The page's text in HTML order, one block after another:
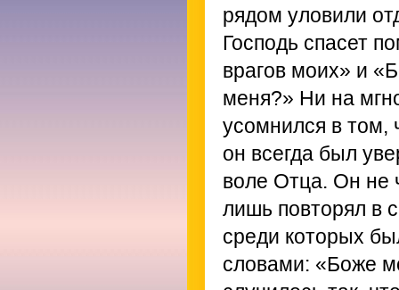
рядом уловили
Господь спасет
врагов моих» и
меня?» Ни на
усомнился в том,
он всегда был
воле Отца. Он не
лишь повторял в
среди которых
словами: «Боже